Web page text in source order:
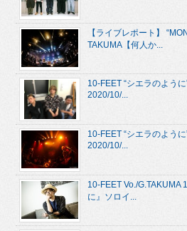
【ライブレポート】
TAKUMA【何人か...
10-FEET “シエラのよう
2020/10/...
10-FEET “シエラのよう
2020/10/...
10-FEET Vo./G.TAKUMA
に』ソロイ...